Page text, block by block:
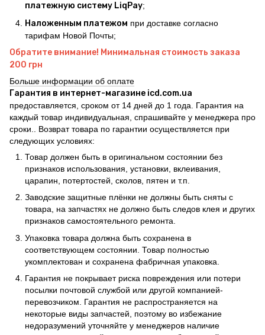
платежную систему LiqPay;
Наложенным платежом при доставке согласно
тарифам Новой Почты;
Обратите внимание! Минимальная стоимость заказа
200 грн
Больше информации об оплате
Гарантия в интернет-магазине icd.com.ua
предоставляется, сроком от 14 дней до 1 года. Гарантия на
каждый товар индивидуальная, спрашивайте у менеджера про
сроки.. Возврат товара по гарантии осуществляется при
следующих условиях:
Товар должен быть в оригинальном состоянии без
признаков использования, установки, вклеивания,
царапин, потертостей, сколов, пятен и т.п.
Заводские защитные плёнки не должны быть сняты с
товара, на запчастях не должно быть следов клея и других
признаков самостоятельного ремонта.
Упаковка товара должна быть сохранена в
соответствующем состоянии. Товар полностью
укомплектован и сохранена фабричная упаковка.
Гарантия не покрывает риска повреждения или потери
посылки почтовой службой или другой компанией-
перевозчиком. Гарантия не распространяется на
некоторые виды запчастей, поэтому во избежание
недоразумений уточняйте у менеджеров наличие